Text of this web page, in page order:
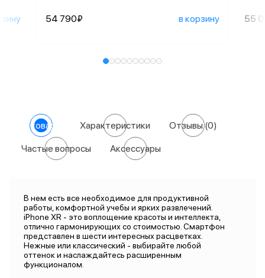
54 790₽ в корзину 55
О товаре Характеристики Отзывы(0)
Частые вопросы Аксессуары
В нем есть все необходимое для продуктивной
работы, комфортной учебы и ярких развлечений.
iPhone XR - это воплощение красоты и интеллекта,
отлично гармонирующих со стоимостью. Смартфон
представлен в шести интересных расцветках.
Нежные или классический - выбирайте любой
оттенок и наслаждайтесь расширенным
функционалом.